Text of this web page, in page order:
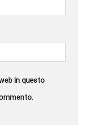
in questo